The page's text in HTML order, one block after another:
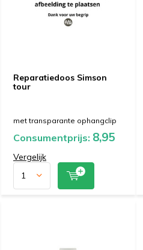
Reparatiedoos Simson
tour
met transparante ophangclip
Consumentprijs: 8,95
Vergelijk